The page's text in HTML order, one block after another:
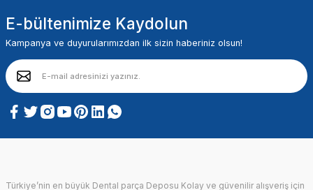
E-bültenimize Kaydolun
Kampanya ve duyurularımızdan ilk sizin haberiniz olsun!
Türkiye’nin en büyük Dental parça Deposu Kolay ve güvenilir alışveriş için